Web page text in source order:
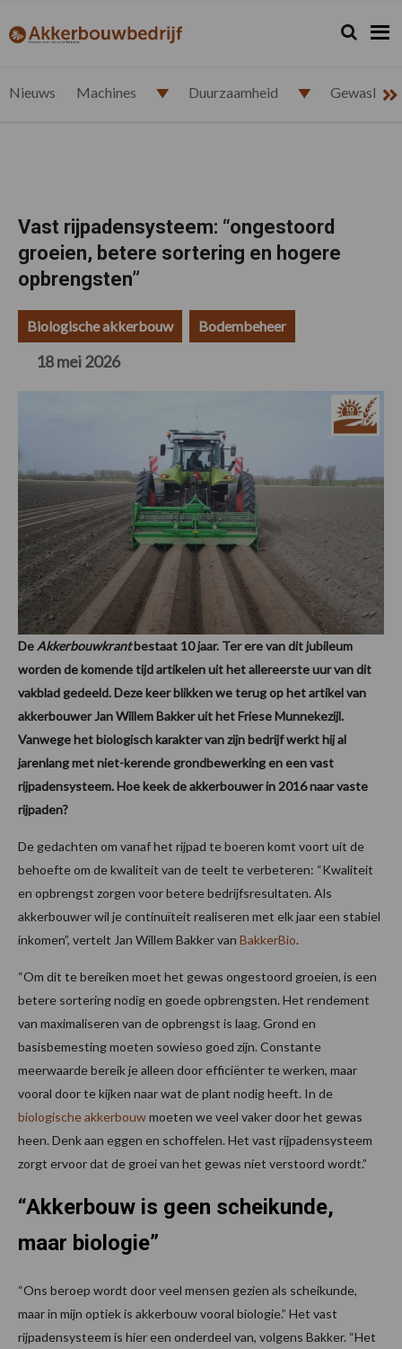
de
de
de
de
akkerbouwbedrijf.nl Zoeken...
Zoek
Nieuws Machines Duurzaamheid
Vast rijpadensysteem: “ongestoord
groeien, betere sortering en hogere
opbrengsten”
Biologische akkerbouw Bodembeheer
18 mei 2026
DeAkkerbouwkrantbestaat 10 jaar. Ter ere van dit jubileum
worden de komende tijd artikelen uit het allereerste uur van dit
vakblad gedeeld. Deze keer blikken we terug op het artikel van
akkerbouwer Jan Willem Bakker uit het Friese Munnekezijl.
Vanwege het biologisch karakter van zijn bedrijf werkt hij al
jarenlang met niet-kerende grondbewerking en een vast
rijpadensysteem. Hoe keek de akkerbouwer in 2016 naar vaste
rijpaden?
De gedachten om vanaf het rijpad te boeren komt voort uit de
behoefte om de kwaliteit van de teelt te verbeteren: “Kwaliteit
en opbrengst zorgen voor betere bedrijfsresultaten. Als
akkerbouwer wil je continuïteit realiseren met elk jaar een stabiel
inkomen”, vertelt Jan Willem Bakker van BakkerBio.
“Om dit te bereiken moet het gewas ongestoord groeien, is een
betere sortering nodig en goede opbrengsten. Het rendement
van maximaliseren van de opbrengst is laag. Grond en
basisbemesting moeten sowieso goed zijn. Constante
meerwaarde bereik je alleen door efficiënter te werken, maar
vooral door te kijken naar wat de plant nodig heeft. In de
biologische akkerbouwmoeten we veel vaker door het gewas
heen. Denk aan eggen en schoffelen. Het vast rijpadensysteem
zorgt ervoor dat de groei van het gewas niet verstoord wordt.”
“Akkerbouw is geen scheikunde,
maar biologie”
“Ons beroep wordt door veel mensen gezien als scheikunde,
maar in mijn optiek is akkerbouw vooral biologie.” Het vast
rijpadensysteem is hier een onderdeel van, volgens Bakker. “Het